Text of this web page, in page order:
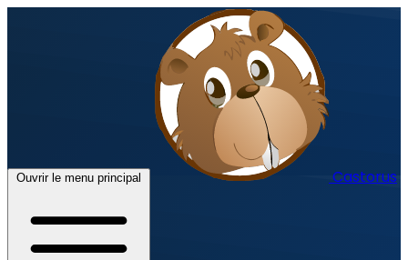
Ouvrir le menu principal Castorus